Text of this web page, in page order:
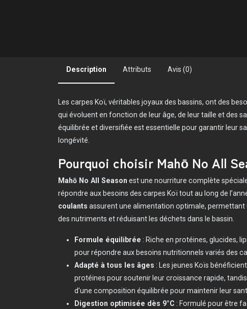
Description Attributs Avis (0)
Les carpes Koï, véritables joyaux des bassins, ont des
qui évoluent en fonction de leur âge, de leur taille et des
équilibrée et diversifiée est essentielle pour garantir leur
longévité.
Pourquoi choisir Mahō No All
Mahō No All Season est une nourriture complète
répondre aux besoins des carpes Koï tout au long de
coulants assurent une alimentation optimale, permettant
des nutriments et réduisant les déchets dans le bassin.
Formule équilibrée : Riche en protéines, glucides,
pour répondre aux besoins nutritionnels variés des
Adapté à tous les âges : Les jeunes Koïs
protéines pour soutenir leur croissance rapide,
d’une composition équilibrée pour maintenir leur
Digestion optimisée dès 9°C : Formulé pour être